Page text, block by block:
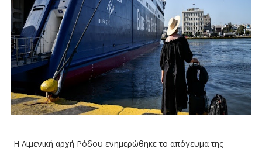
H Λιμενική αρχή Ρόδου ενημερώθηκε το απόγευμα της